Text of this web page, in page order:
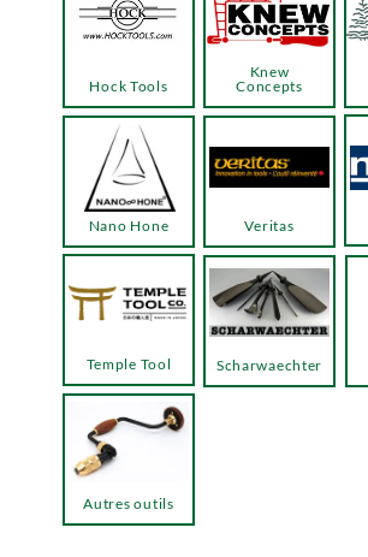
Hock Tools
Knew
Concepts
Temple Tool
Veritas
Nano Hone
Autres outils
Scharwaechter